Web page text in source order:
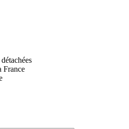
France